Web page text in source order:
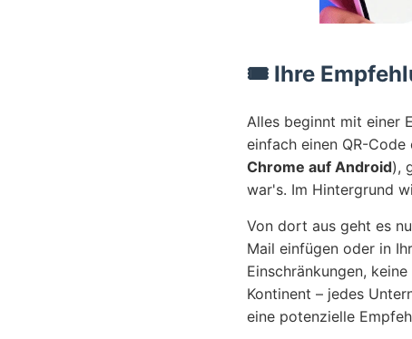
🎟️ Ihre
Alles beginnt mit einer
einfach einen QR-
Chrome auf Android),
war's. Im Hintergrund
Von dort aus geht es
Mail einfügen oder in
Einschränkungen,
Kontinent – jedes
eine potenzielle